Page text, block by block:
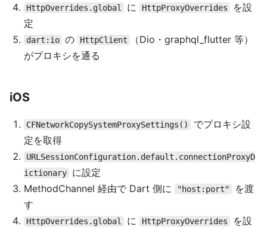
HttpOverrides.global に HttpProxyOverrides
を設
定
dart:io の HttpClient
（Dio・graphql_flutter 等）
がプロキシを通る
iOS
CFNetworkCopySystemProxySettings()
でプロキシ設
定を取得
URLSessionConfiguration.default.connectionProxyD
ictionary
に設定
MethodChannel 経由で Dart 側に
"host:port"
を渡
す
HttpOverrides.global に HttpProxyOverrides を設